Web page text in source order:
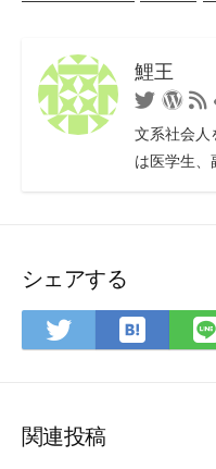
鯉王
Twitter
文系社会人
は医学生、
シェアする
Twitter
で
ア
は
て
関連投稿